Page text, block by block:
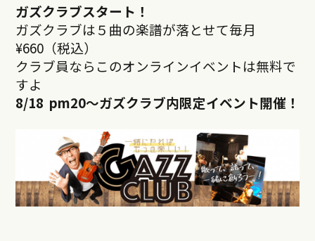
ガズクラブスタート！
ガズクラブは５曲の楽譜が落とせて毎月
¥660（税込）
クラブ員ならこのオンラインイベントは無料で
すよ
8/18 pm20～ガズクラブ内限定イベント開催！